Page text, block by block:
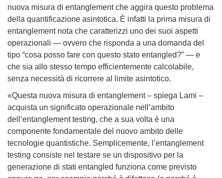
nuova misura di entanglement che aggira questo problema
della quantificazione asintotica. È infatti la prima misura di
entanglement nota che caratterizzi uno dei suoi aspetti
operazionali — ovvero che risponda a una domanda del
tipo “cosa posso fare con questo stato entangled?” — e
che sia allo stesso tempo efficientemente calcolabile,
senza necessità di ricorrere al limite asintotico.
«Questa nuova misura di entanglement – spiega Lami –
acquista un significato operazionale nell’ambito
dell’entanglement testing, che a sua volta è una
componente fondamentale del nuovo ambito delle
tecnologie quantistiche. Semplicemente, l’entanglement
testing consiste nel testare se un dispositivo per la
generazione di stati entangled funziona come previsto